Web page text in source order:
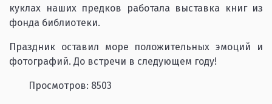
куклах наших предков работала выставка книг из
фонда библиотеки.
Праздник оставил море положительных эмоций и
фотографий. До встречи в следующем году!
Просмотров: 8503